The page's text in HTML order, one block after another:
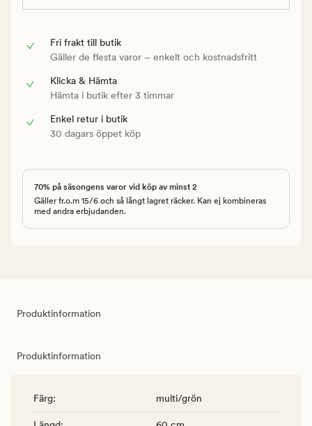
Fri frakt till butik
Gäller de flesta varor – enkelt och kostnadsfritt
Klicka & Hämta
Hämta i butik efter 3 timmar
Enkel retur i butik
30 dagars öppet köp
70% på säsongens varor vid köp av minst 2
Gäller fr.o.m 15/6 och så långt lagret räcker. Kan ej kombineras
med andra erbjudanden.
Produktinformation
Produktinformation
Färg: multi/grön